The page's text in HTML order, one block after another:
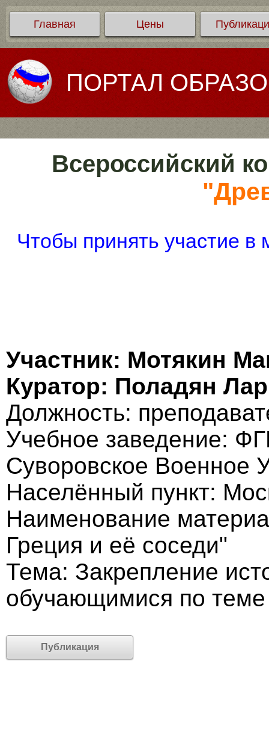
Главная Цены
ПОРТАЛ
Всероссийский
Чтобы принять участие
Участник: Мотякин
Куратор: Поладян
Должность:
Учебное заведение:
Суворовское Военное
Населённый пункт:
Наименование
Греция и её соседи"
Тема: Закрепление
обучающимися по
Публикация